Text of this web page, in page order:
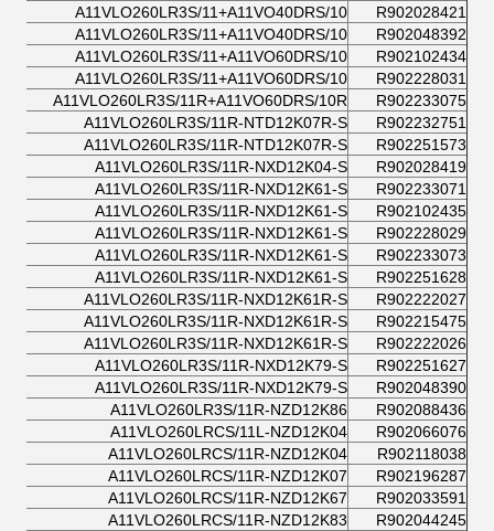
R902028421
A11VLO260LR3S/11+A11VO40DRS/10
R902048392
A11VLO260LR3S/11+A11VO40DRS/10
R902102434
A11VLO260LR3S/11+A11VO60DRS/10
R902228031
A11VLO260LR3S/11+A11VO60DRS/10
R902233075
A11VLO260LR3S/11R+A11VO60DRS/10R
R902232751
A11VLO260LR3S/11R-NTD12K07R-S
R902251573
A11VLO260LR3S/11R-NTD12K07R-S
R902028419
A11VLO260LR3S/11R-NXD12K04-S
R902233071
A11VLO260LR3S/11R-NXD12K61-S
R902102435
A11VLO260LR3S/11R-NXD12K61-S
R902228029
A11VLO260LR3S/11R-NXD12K61-S
R902233073
A11VLO260LR3S/11R-NXD12K61-S
R902251628
A11VLO260LR3S/11R-NXD12K61-S
R902222027
A11VLO260LR3S/11R-NXD12K61R-S
R902215475
A11VLO260LR3S/11R-NXD12K61R-S
R902222026
A11VLO260LR3S/11R-NXD12K61R-S
R902251627
A11VLO260LR3S/11R-NXD12K79-S
R902048390
A11VLO260LR3S/11R-NXD12K79-S
R902088436
A11VLO260LR3S/11R-NZD12K86
R902066076
A11VLO260LRCS/11L-NZD12K04
R902118038
A11VLO260LRCS/11R-NZD12K04
R902196287
A11VLO260LRCS/11R-NZD12K07
R902033591
A11VLO260LRCS/11R-NZD12K67
R902044245
A11VLO260LRCS/11R-NZD12K83